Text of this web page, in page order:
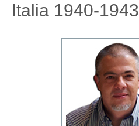
Italia 1940-1943